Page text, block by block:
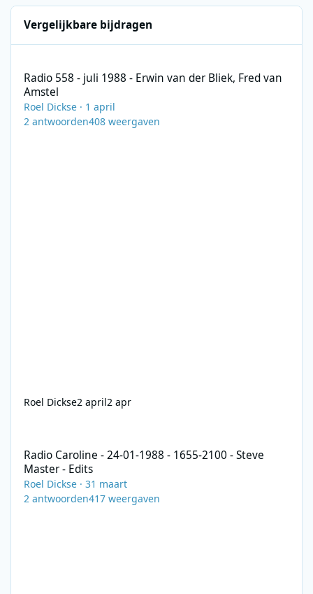
Vergelijkbare bijdragen
Radio 558 - juli 1988 - Erwin van der Bliek, Fred van
Amstel
Roel Dickse · 1 april
2 antwoorden408 weergaven
Roel Dickse2 april2 apr
Radio Caroline - 24-01-1988 - 1655-2100 - Steve
Master - Edits
Roel Dickse ·31 maart
2 antwoorden417 weergaven